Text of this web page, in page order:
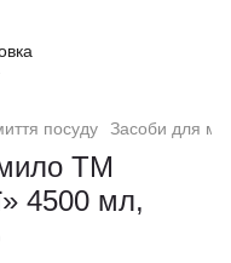
посуду Засоби для
мило ТМ
4500 мл,